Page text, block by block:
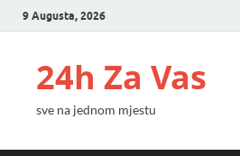
9 Augusta, 2026
24h Za Vas
sve na jednom mjestu